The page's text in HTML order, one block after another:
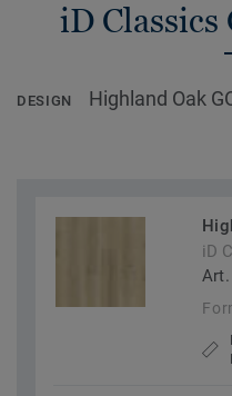
iD Classics
DESIGN Highland Oak
iD
Art.